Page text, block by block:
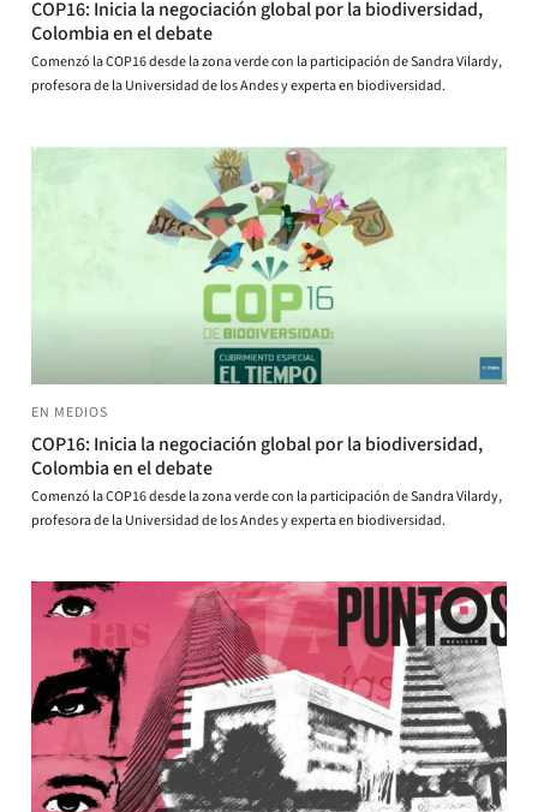
COP16: Inicia la negociación global por la biodiversidad,
Colombia en el debate
Comenzó la COP16 desde la zona verde con la participación de Sandra Vilardy,
profesora de la Universidad de los Andes y experta en biodiversidad.
EN MEDIOS
COP16: Inicia la negociación global por la biodiversidad,
Colombia en el debate
Comenzó la COP16 desde la zona verde con la participación de Sandra Vilardy,
profesora de la Universidad de los Andes y experta en biodiversidad.